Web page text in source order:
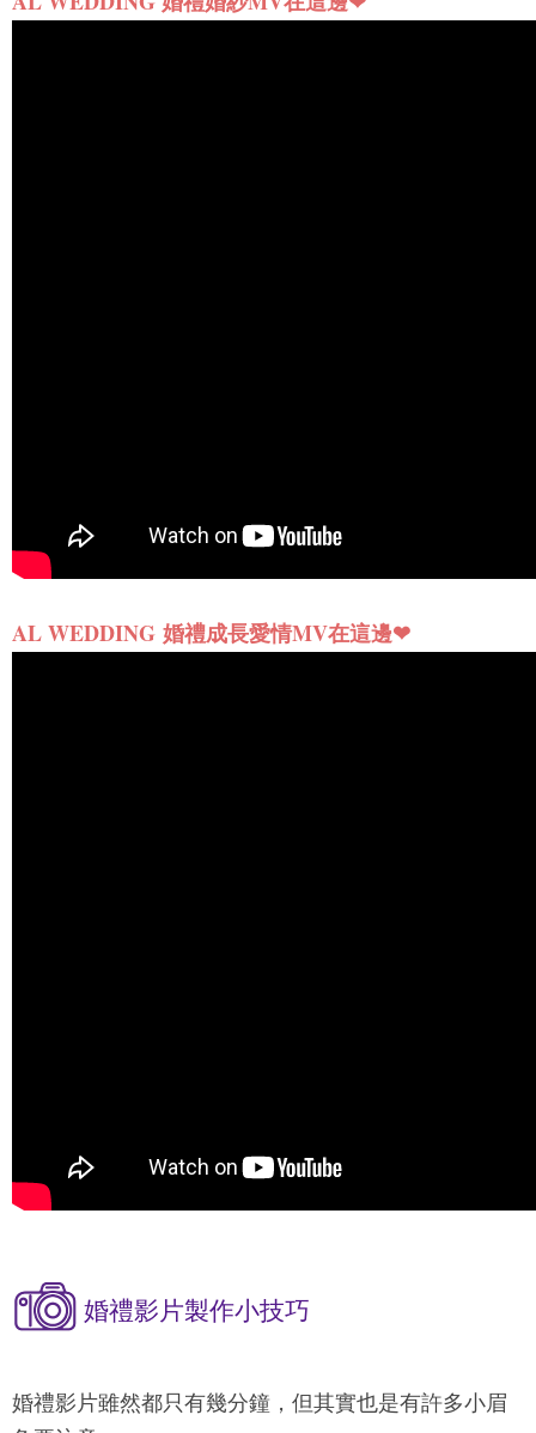
AL WEDDING 婚禮成長愛情MV在這邊❤
婚禮影片製作小技巧
婚禮影片雖然都只有幾分鐘，但其實也是有許多小眉